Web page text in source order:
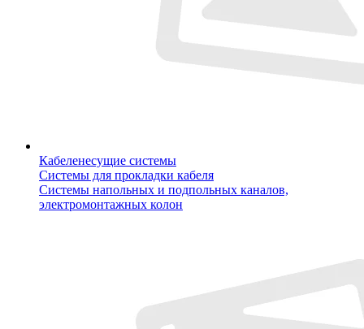
Кабеленесущие системы
Системы для прокладки кабеля
Системы напольных и подпольных каналов,
электромонтажных колон